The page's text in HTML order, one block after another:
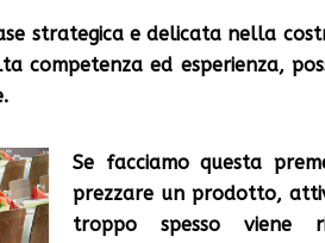
strategica e delicata nella
competenza ed esperienza,
Se facciamo questa
prezzare un prodotto,
troppo spesso viene